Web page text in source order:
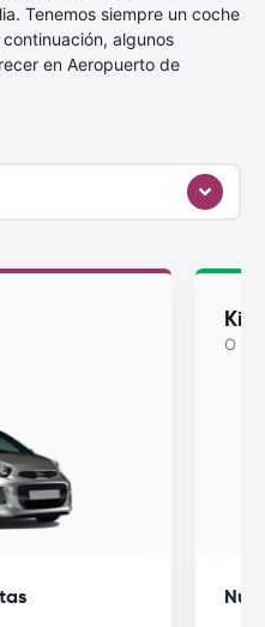
Tenemos siempre un coche
algunos
en Aeropuerto de
Kia
O